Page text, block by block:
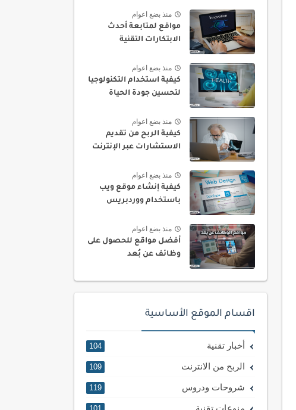
منذ بضع اعوام
مواقع لمتابعة أحدث
الابتكارات التقنية
منذ بضع اعوام
كيفية استخدام التكنولوجيا
لتحسين جودة الحياة
منذ بضع اعوام
كيفية الربح من تقديم
الاستشارات عبر الإنترنت
منذ بضع اعوام
كيفية إنشاء موقع ويب
باستخدام ووردبريس
منذ بضع اعوام
أفضل مواقع للحصول على
وظائف عن بُعد
اقسام الموقع الأساسية
أخبار تقنية 104
الربح من الانترنت 109
شروحات ودروس 119
منوعات تقنية